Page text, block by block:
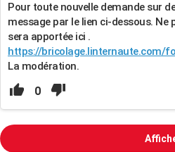
Pour toute nouvelle demande sur
message par le lien ci-dessous. Ne
sera apportée ici .
https://bricolage.linternaute.com/
La modération.
0